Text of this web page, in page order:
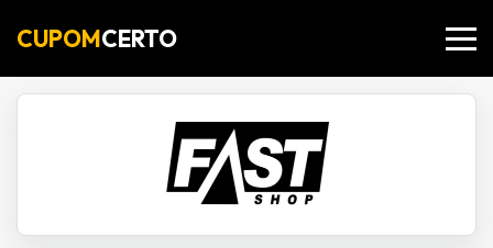
CUPOMCERTO